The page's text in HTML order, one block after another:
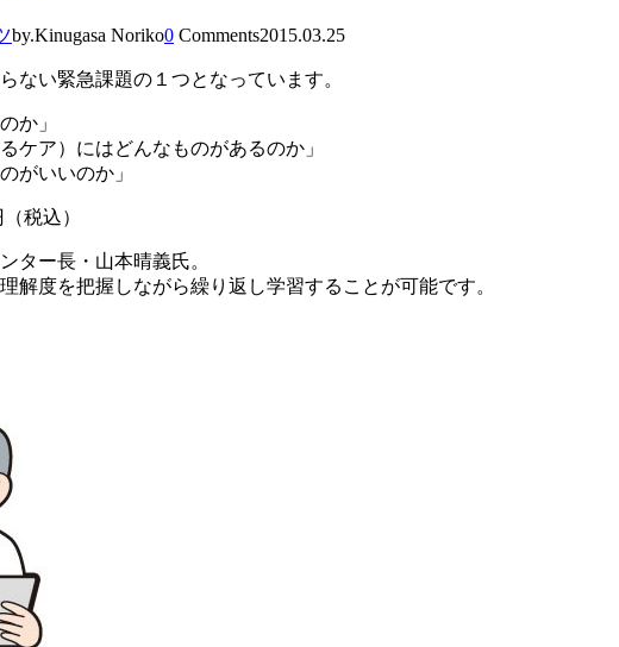
by.Kinugasa Noriko0 Comments2015.03.25
ない緊急課題の１つとなっています。
か」
ケア）にはどんなものがあるのか」
がいいのか」
税込）
ター長・山本晴義氏。
度を把握しながら繰り返し学習することが可能です。